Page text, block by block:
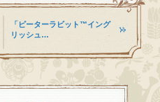
「ピーターラビット™イング
リッシュ…